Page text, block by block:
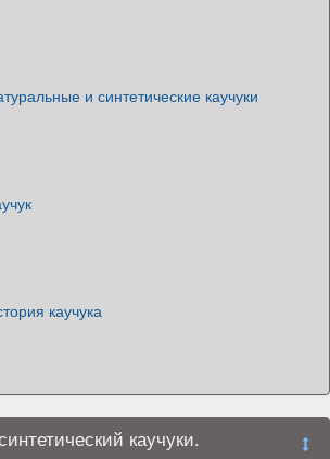
и синтетические каучуки
каучука
каучуки.